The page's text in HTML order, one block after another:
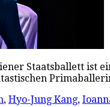
Staatsballett
, Hyo-Jung Kang,